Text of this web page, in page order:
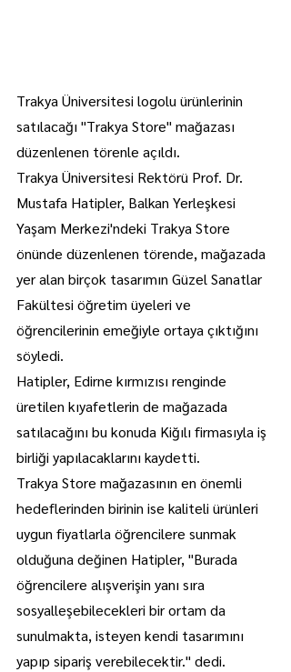
Trakya Üniversitesi logolu ürünlerinin
satılacağı "Trakya Store" mağazası
düzenlenen törenle açıldı.
Trakya Üniversitesi Rektörü Prof. Dr.
Mustafa Hatipler, Balkan Yerleşkesi
Yaşam Merkezi'ndeki Trakya Store
önünde düzenlenen törende, mağazada
yer alan birçok tasarımın Güzel Sanatlar
Fakültesi öğretim üyeleri ve
öğrencilerinin emeğiyle ortaya çıktığını
söyledi.
Hatipler, Edirne kırmızısı renginde
üretilen kıyafetlerin de mağazada
satılacağını bu konuda Kiğılı firmasıyla iş
birliği yapılacaklarını kaydetti.
Trakya Store mağazasının en önemli
hedeflerinden birinin ise kaliteli ürünleri
uygun fiyatlarla öğrencilere sunmak
olduğuna değinen Hatipler, "Burada
öğrencilere alışverişin yanı sıra
sosyalleşebilecekleri bir ortam da
sunulmakta, isteyen kendi tasarımını
yapıp sipariş verebilecektir." dedi.